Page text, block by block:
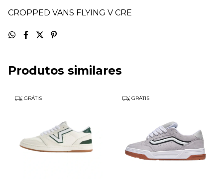
CROPPED VANS FLYING V CRE
Produtos similares
GRÁTIS GRÁTIS